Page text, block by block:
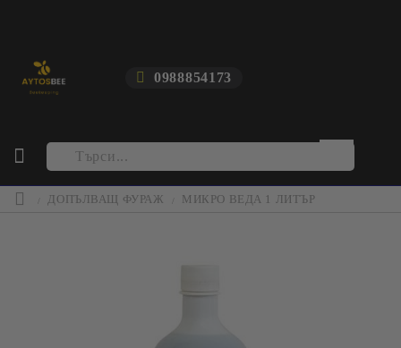
0988854173
ДОПЪЛВАЩ ФУРАЖ МИКРО ВЕДА 1 ЛИТЪР